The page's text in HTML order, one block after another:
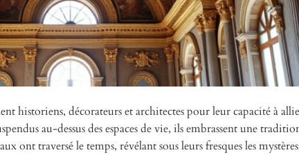
historiens, décorateurs et architectes pour leur capacité à
au-dessus des espaces de vie, ils embrassent une
ont traversé le temps, révélant sous leurs fresques les